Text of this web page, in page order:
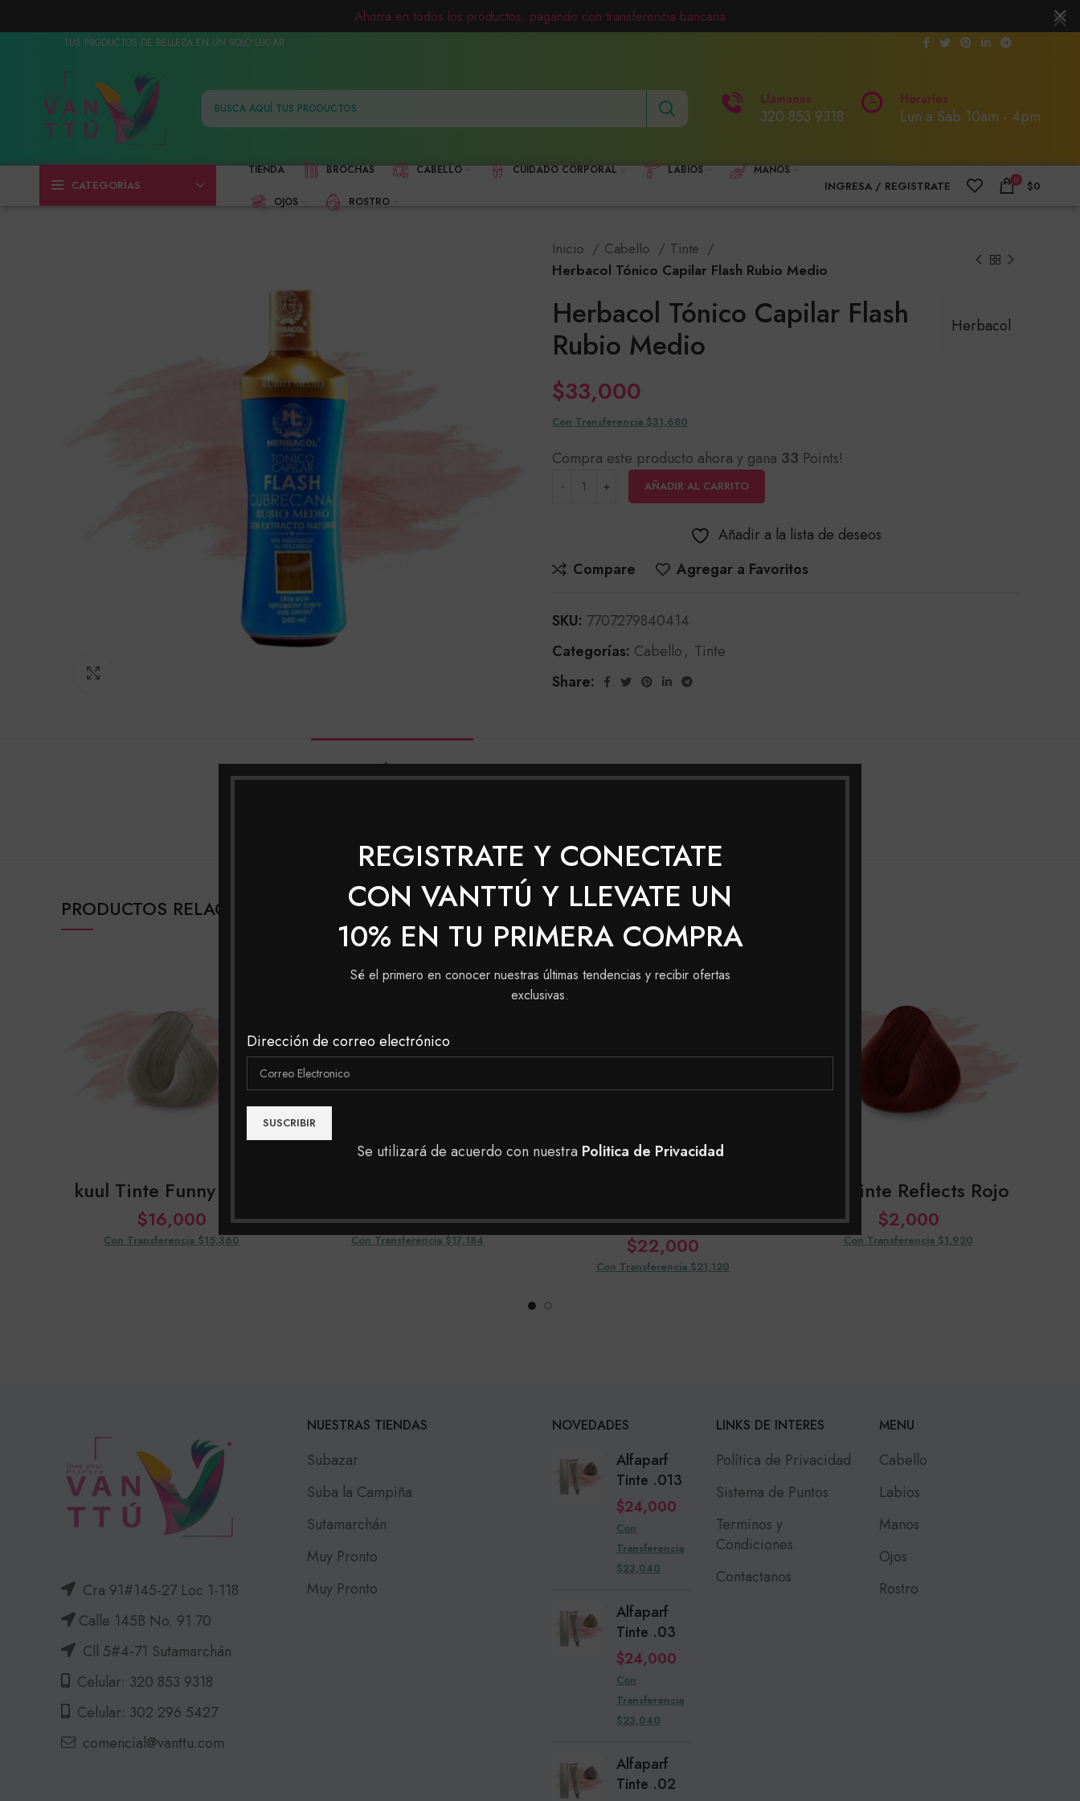
REGISTRATE Y CONECTATE
CON VANTTÚ Y LLEVATE UN
10% EN TU PRIMERA COMPRA
Sé el primero en conocer nuestras últimas tendencias y recibir ofertas
exclusivas.
Dirección de correo electrónico
Se utilizará de acuerdo con nuestra Politica de Privacidad
TUS PRODUCTOS DE BELLEZA EN UN SOLO LUGAR
Llamanos
320 853 9318
Horarios
Lun a Sab 10am - 4pm
CATEGORÍAS
TIENDA BROCHAS CABELLO CUIDADO CORPORAL LABIOS MANOS
OJOS ROSTRO
INGRESA / REGISTRATE 0 $0
Inicio Cabello
Tinte
Herbacol Tónico Capilar Flash Rubio Medio
Herbacol
Herbacol Tónico Capilar Flash
Rubio Medio
$33,000
Con Transferencia $31,680
Compra este producto ahora y gana 33 Points!
AÑADIR AL CARRITO
Añadir a la lista de deseos
Compare
Agregar a Favoritos
SKU: 7707279840414
Categorías: Cabello, Tinte
Share:
PRODUCTOS RELACIONADOS
kuul Tinte Funny Silver
$16,000
Con Transferencia $15,360
$17,900
Con Transferencia $17,184
Violeta
$22,000
Con Transferencia $21,120
kuul Tinte Reflects Rojo
$2,000
Con Transferencia $1,920
Cra 91#145-27 Loc 1-118
Calle 145B No. 91 70
Cll 5#4-71 Sutamarchán
Celular: 320 853 9318
Celular: 302 296 5427
comencial@vanttu.com
NUESTRAS TIENDAS
Subazar
Suba la Campiña
Sutamarchán
Muy Pronto
Muy Pronto
NOVEDADES
Alfaparf
Tinte .013
$24,000
Con
Transferencia
$23,040
Alfaparf
Tinte .03
$24,000
Con
Transferencia
$23,040
Alfaparf
Tinte .02
LINKS DE INTERES
Política de Privacidad
Sistema de Puntos
Terminos y
Condiciones
Contactanos
MENU
Cabello
Labios
Manos
Ojos
Rostro
Ahorra en todos los productos, pagando con transferencia bancaria